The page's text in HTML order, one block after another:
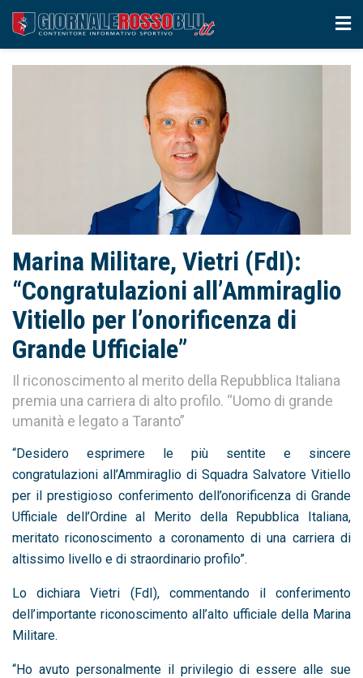
Marina Militare, Vietri (FdI):
“Congratulazioni all’Ammiraglio
Vitiello per l’onorificenza di
Grande Ufficiale”
Il riconoscimento al merito della Repubblica Italiana
premia una carriera di alto profilo. “Uomo di grande
umanità e legato a Taranto”
“Desidero esprimere le più sentite e sincere
congratulazioni all’Ammiraglio di Squadra Salvatore Vitiello
per il prestigioso conferimento dell’onorificenza di Grande
Ufficiale dell’Ordine al Merito della Repubblica Italiana,
meritato riconoscimento a coronamento di una carriera di
altissimo livello e di straordinario profilo”.
Lo dichiara Vietri (FdI), commentando il conferimento
dell’importante riconoscimento all’alto ufficiale della Marina
Militare.
“Ho avuto personalmente il privilegio di essere alle sue